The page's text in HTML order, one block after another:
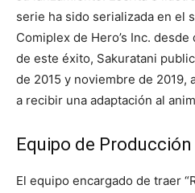
serie ha sido serializada en el
Comiplex de Hero’s Inc.
de este éxito, Sakuratani
de 2015 y noviembre de 2019,
a recibir una adaptación al
Equipo de
El equipo encargado de traer